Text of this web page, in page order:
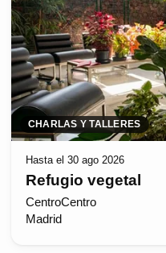
CHARLAS Y TALLERES
Hasta el 30 ago 2026
Refugio vegetal
CentroCentro
Madrid